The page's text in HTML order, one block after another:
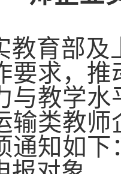
教育部及
要求，
与教学
输类教
通知如下